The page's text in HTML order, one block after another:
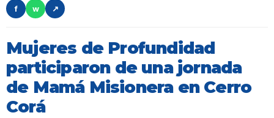
f
w ↗
Mujeres de Profundidad
participaron de una jornada
de Mamá Misionera en Cerro
Corá